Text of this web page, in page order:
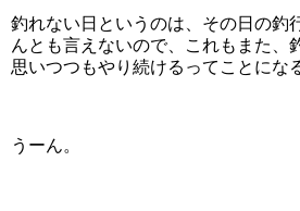
釣れない日というのは、その日の釣
んとも言えないので、これもまた、
思いつつもやり続けるってことにな
うーん。